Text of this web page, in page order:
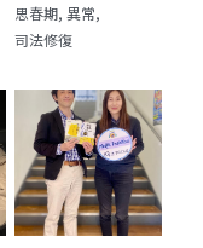
思春期, 異常,
司法修復